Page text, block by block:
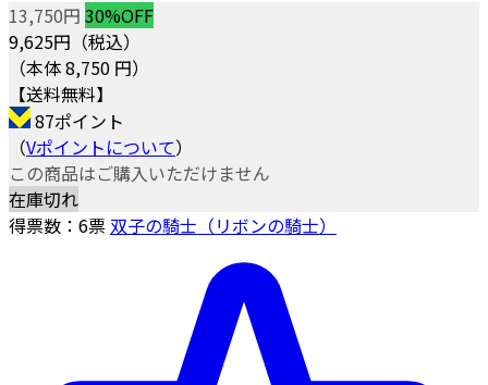
13,750円 30%OFF
9,625円（税込）
（本体 8,750 円）
【送料無料】
87ポイント
（Vポイントについて）
この商品はご購入いただけません
在庫切れ
得票数： 6票 双子の騎士（リボンの騎士）